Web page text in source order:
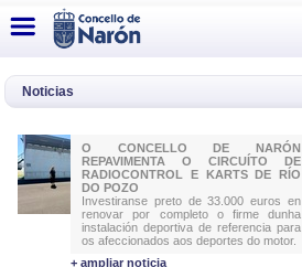
Noticias
O CONCELLO DE NARÓN
REPAVIMENTA O CIRCUÍTO DE
RADIOCONTROL E KARTS DE RÍO
DO POZO
Investiranse preto de 33.000 euros en
renovar por completo o firme dunha
instalación deportiva de referencia para
os afeccionados aos deportes do motor.
+ ampliar noticia